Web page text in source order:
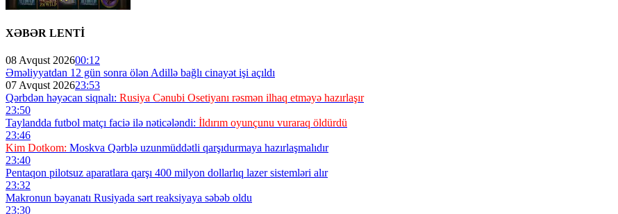
XƏBƏR LENTİ
08 Avqust 202600:12
Əməliyyatdan 12 gün sonra ölən Adillə bağlı cinayət işi açıldı
07 Avqust 202623:53
Qərbdən həyəcan siqnalı: Rusiya Cənubi Osetiyanı rəsmən ilhaq etməyə hazırlaşır
23:50
Taylandda futbol matçı faciə ilə nəticələndi: İldırım oyunçunu vuraraq öldürdü
23:46
Kim Dotkom: Moskva Qərblə uzunmüddətli qarşıdurmaya hazırlaşmalıdır
23:40
Pentaqon pilotsuz aparatlara qarşı 400 milyon dollarlıq lazer sistemləri alır
23:32
Makronun bəyanatı Rusiyada sərt reaksiyaya səbəb oldu
23:30